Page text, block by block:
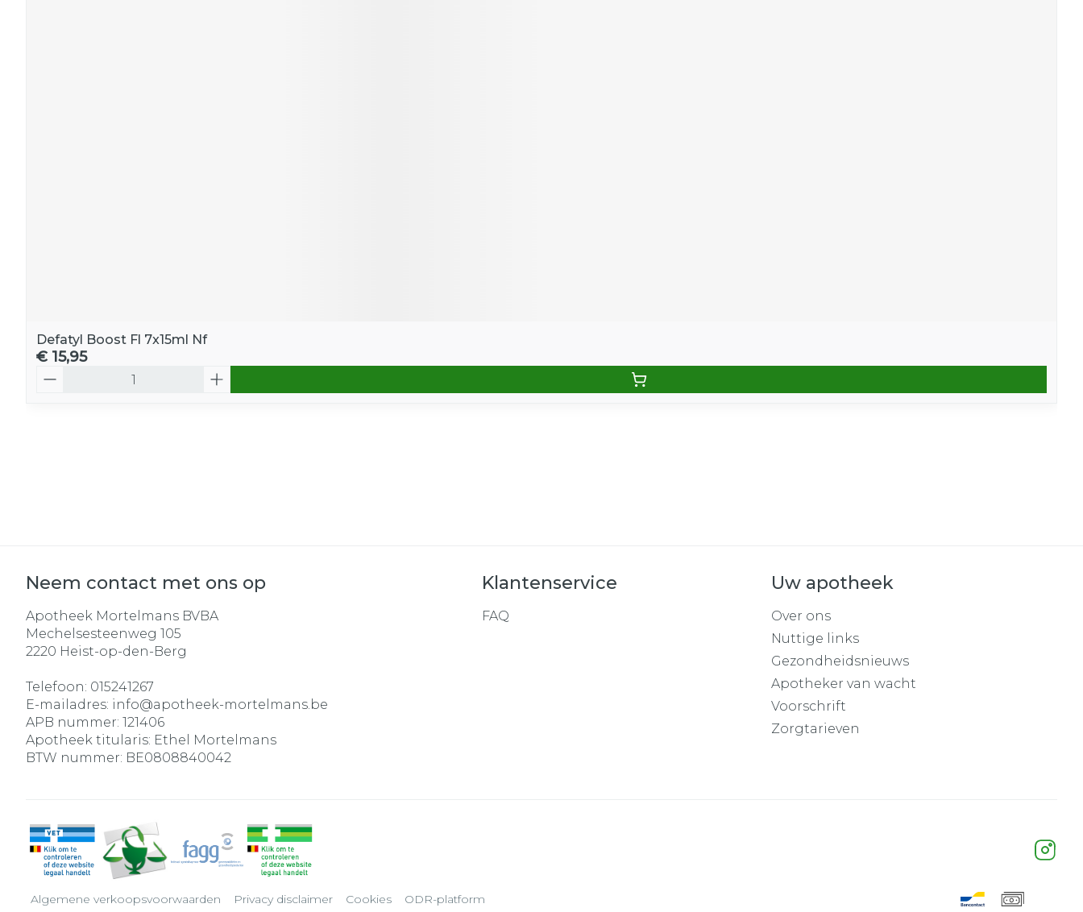
Defatyl Boost Fl 7x15ml Nf
€ 15,95
Neem contact met ons op
Apotheek Mortelmans BVBA
Mechelsesteenweg 105
2220 Heist-op-den-Berg
Telefoon: 015241267
E-mailadres: info@apotheek-mortelmans.be
APB nummer: 121406
Apotheek titularis: Ethel Mortelmans
BTW nummer: BE0808840042
Klantenservice
FAQ
Uw apotheek
Over ons
Nuttige links
Gezondheidsnieuws
Apotheker van wacht
Voorschrift
Zorgtarieven
Algemene verkoopsvoorwaarden Privacy disclaimer Cookies ODR-platform